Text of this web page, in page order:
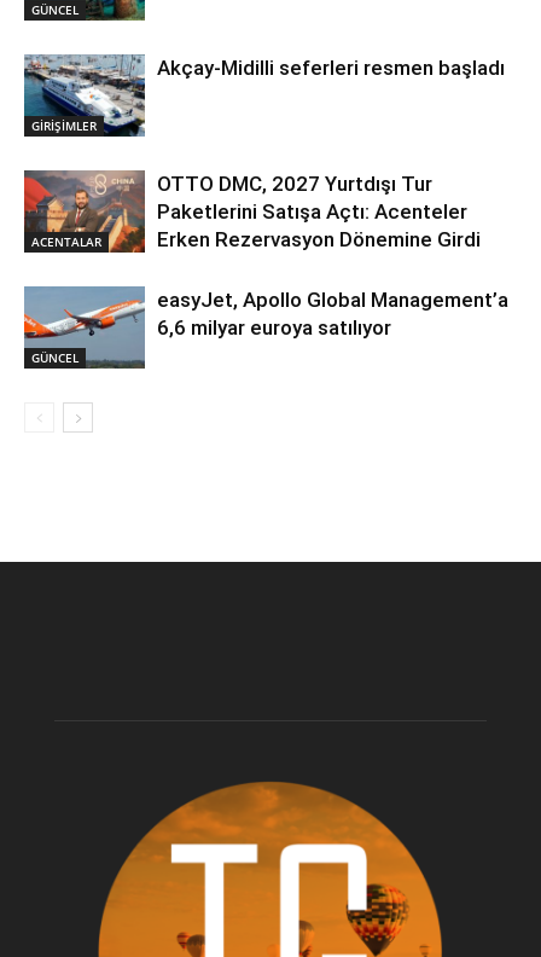
GÜNCEL
GİRİŞİMLER
Akçay-Midilli seferleri resmen başladı
ACENTALAR
OTTO DMC, 2027 Yurtdışı Tur
Paketlerini Satışa Açtı: Acenteler
Erken Rezervasyon Dönemine Girdi
GÜNCEL
easyJet, Apollo Global Management’a
6,6 milyar euroya satılıyor